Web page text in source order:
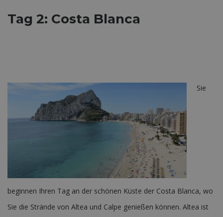
Tag 2: Costa Blanca
Sie
beginnen Ihren Tag an der schönen Küste der Costa Blanca, wo
Sie die Strände von Altea und Calpe genießen können. Altea ist